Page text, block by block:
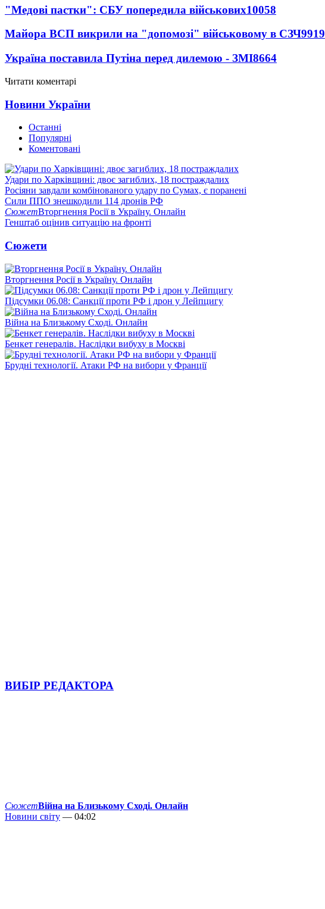
"Медові пастки": СБУ попередила військових10058
Майора ВСП викрили на "допомозі" військовому в СЗЧ9919
Україна поставила Путіна перед дилемою - ЗМІ8664
Читати коментарі
Новини України
Останні
Популярні
Коментовані
Удари по Харківщині: двоє загиблих, 18 постраждалих
Росіяни завдали комбінованого удару по Сумах, є поранені
Сили ППО знешкодили 114 дронів РФ
СюжетВторгнення Росії в Україну. Онлайн
Генштаб оцінив ситуацію на фронті
Сюжети
Вторгнення Росії в Україну. Онлайн
Підсумки 06.08: Санкції проти РФ і дрон у Лейпцигу
Війна на Близькому Сході. Онлайн
Бенкет генералів. Наслідки вибуху в Москві
Брудні технології. Атаки РФ на вибори у Франції
ВИБІР РЕДАКТОРА
СюжетВійна на Близькому Сході. Онлайн
Новини світу — 04:02